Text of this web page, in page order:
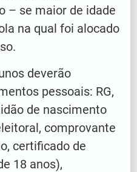
– se maior de idade
na qual foi alocado
deverão
pessoais: RG,
de nascimento
comprovante
certificado de
18 anos),